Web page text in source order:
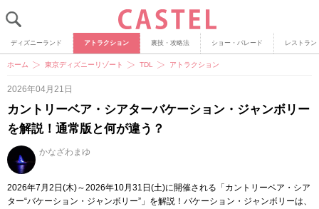
ディズニーランド アトラクション 裏技・攻略法 ショー・パレード レストラン
ホーム 東京ディズニーリゾート TDL アトラクション
2026年04月21日
カントリーベア・シアターバケーション・ジャンボリー
を解説！通常版と何が違う？
かなざわまゆ
2026年7月2日(木)～2026年10月31日(土)に開催される「カントリーベア・シア
ター“バケーション・ジャンボリー”」を解説！バケーション・ジャンボリーは、